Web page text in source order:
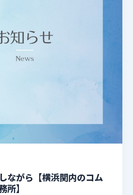
ながら【横浜関内のコム
所】